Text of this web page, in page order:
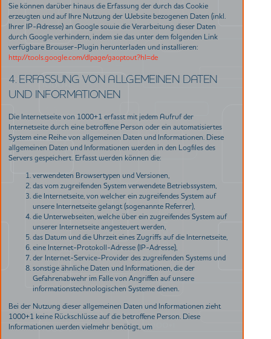
Sie können darüber hinaus die Erfassung der durch das Cookie
erzeugten und auf Ihre Nutzung der Website bezogenen Daten (inkl.
Ihrer IP-Adresse) an Google sowie die Verarbeitung dieser Daten
durch Google verhindern, indem sie das unter dem folgenden Link
verfügbare Browser-Plugin herunterladen und installieren:
http://tools.google.com/dlpage/gaoptout?hl=de
4. ERFASSUNG VON ALLGEMEINEN DATEN
UND INFORMATIONEN
Die Internetseite von 1000+1 erfasst mit jedem Aufruf der
Internetseite durch eine betroffene Person oder ein automatisiertes
System eine Reihe von allgemeinen Daten und Informationen. Diese
allgemeinen Daten und Informationen werden in den Logfiles des
Servers gespeichert. Erfasst werden können die:
verwendeten Browsertypen und Versionen,
das vom zugreifenden System verwendete Betriebssystem,
die Internetseite, von welcher ein zugreifendes System auf
unsere Internetseite gelangt (sogenannte Referrer),
die Unterwebseiten, welche über ein zugreifendes System auf
unserer Internetseite angesteuert werden,
das Datum und die Uhrzeit eines Zugriffs auf die Internetseite,
eine Internet-Protokoll-Adresse (IP-Adresse),
der Internet-Service-Provider des zugreifenden Systems und
sonstige ähnliche Daten und Informationen, die der
Gefahrenabwehr im Falle von Angriffen auf unsere
informationstechnologischen Systeme dienen.
Bei der Nutzung dieser allgemeinen Daten und Informationen zieht
1000+1 keine Rückschlüsse auf die betroffene Person. Diese
Informationen werden vielmehr benötigt, um